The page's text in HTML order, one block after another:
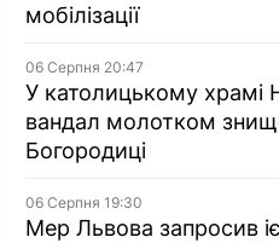
мобілізації
06 Серпня 20:47
У католицькому
вандал молотком
Богородиці
06 Серпня 19:30
Мер Львова запросив